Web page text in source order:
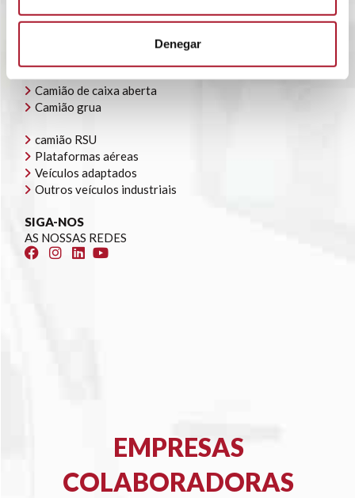
Denegar
Camião de caixa aberta
Camião grua
camião RSU
Plataformas aéreas
Veículos adaptados
Outros veículos industriais
SIGA-NOS
AS NOSSAS REDES
EMPRESAS
COLABORADORAS